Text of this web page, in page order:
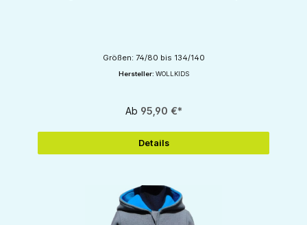
Größen: 74/80 bis 134/140
Hersteller: WOLLKIDS
Ab 95,90 €*
Details